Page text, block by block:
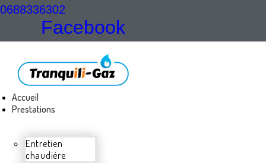
0688336302
Facebook
Accueil
Prestations
Entretien
chaudière